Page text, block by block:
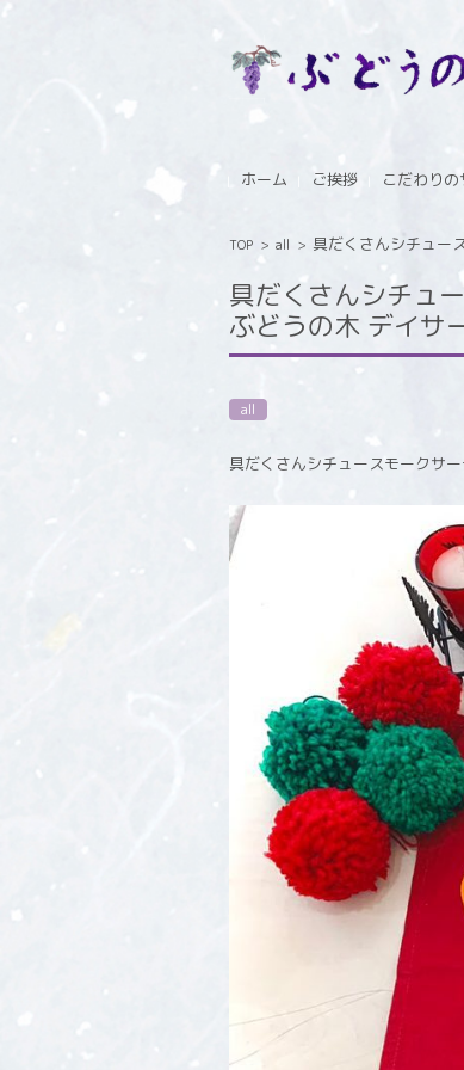
ホーム
ご挨拶 こだわり
TOP > all > 具だくさんシチュー
具だくさんシチュ
ぶどうの木 デイ
all
具だくさんシチュースモークサ